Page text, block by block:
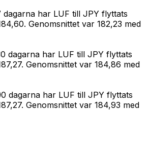
dagarna har LUF till JPY flyttats
Genomsnittet var 182,23 med
dagarna har LUF till JPY flyttats
Genomsnittet var 184,86 med
dagarna har LUF till JPY flyttats
Genomsnittet var 184,93 med